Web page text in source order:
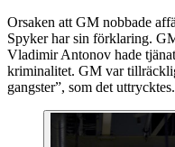
Orsaken att GM nobbade
Spyker har sin förklaring.
Vladimir Antonov hade
kriminalitet. GM var
gangster”, som det uttrycktes.